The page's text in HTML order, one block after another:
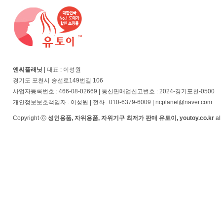
엔씨플래닛 | 대표 : 이성원
경기도 포천시 송선로149번길 106
사업자등록번호 : 466-08-02669 | 통신판매업신고번호 : 2024-경기포천-0500
개인정보보호책임자 : 이성원 | 전화 : 010-6379-6009 | ncplanet@naver.com
Copyright ⓒ 성인용품, 자위용품, 자위기구 최저가 판매 유토이, youtoy.co.kr